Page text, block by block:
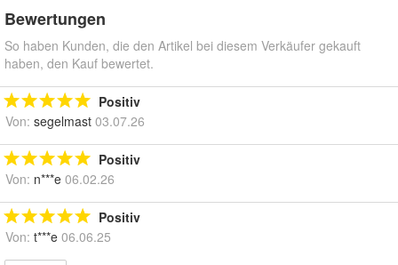
Bewertungen
So haben Kunden, die den Artikel bei diesem Verkäufer gekauft
haben, den Kauf bewertet.
Positiv
Von: segelmast 03.07.26
Positiv
Von: n***e 06.02.26
Positiv
Von: t***e 06.06.25